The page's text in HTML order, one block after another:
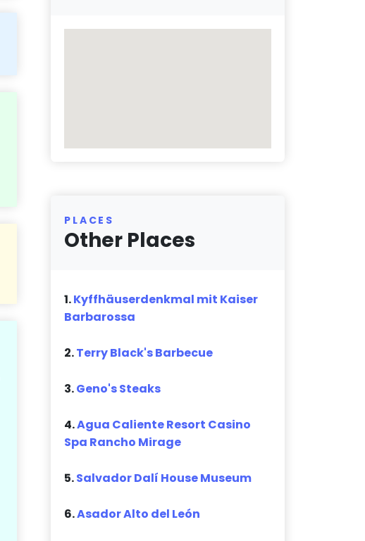
PLACES
Other Places
1.Kyffhäuserdenkmal mit Kaiser
Barbarossa
2.Terry Black's Barbecue
3.Geno's Steaks
4.Agua Caliente Resort Casino
Spa Rancho Mirage
5.Salvador Dalí House Museum
6.Asador Alto del León